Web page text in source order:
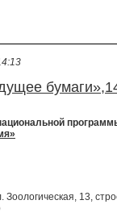
Зоологическая, 13,